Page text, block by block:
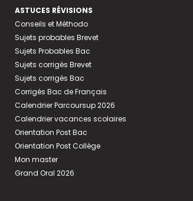
ASTUCES RÉVISIONS
Conseils et Méthodo
Sujets probables Brevet
Sujets Probables Bac
Sujets corrigés Brevet
Sujets corrigés Bac
Corrigés Bac de Français
Calendrier Parcoursup 2026
Calendrier vacances scolaires
Orientation Post Bac
Orientation Post Collège
Mon master
Grand Oral 2026